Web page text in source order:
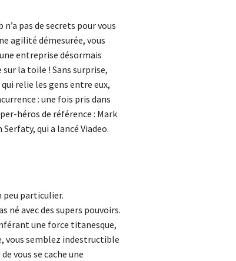
pas de secrets pour vous
agilité démesurée, vous
entreprise désormais
la toile ! Sans surprise,
relie les gens entre eux,
: une fois pris dans
héros de référence : Mark
qui a lancé Viadeo.
peu particulier.
né avec des supers pouvoirs.
une force titanesque,
vous semblez indestructible
vous se cache une